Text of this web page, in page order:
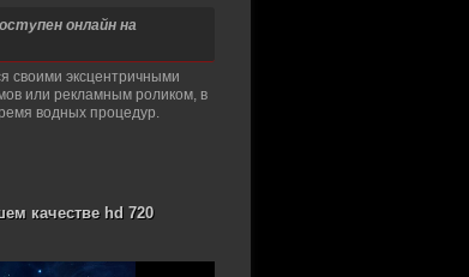
онлайн на
своими эксцентричными
или рекламным роликом, в
водных процедур.
качестве hd 720